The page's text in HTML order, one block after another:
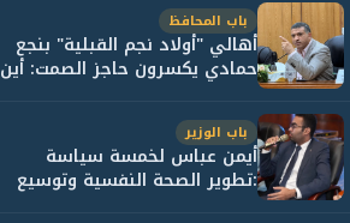
باب المحافظ
أهالي "أولاد نجم القبلية" بنجع
حمادي يكسرون حاجز الصمت: أين
حقيقة...
باب الوزير
أيمن عباس لخمسة سياسة
:تطوير الصحة النفسية وتوسيع
خدمات العلاج و...